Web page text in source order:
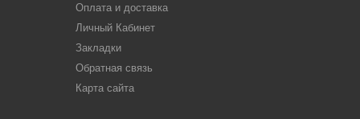
Оплата и доставка
Личный Кабинет
Закладки
Обратная связь
Карта сайта